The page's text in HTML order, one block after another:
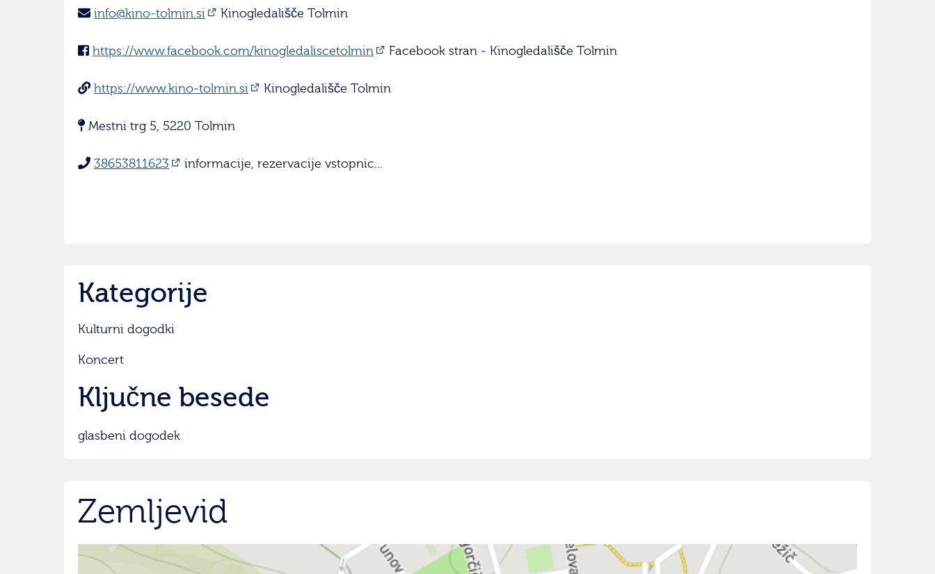
info@kino-tolmin.si Kinogledališče Tolmin
https://www.facebook.com/kinogledaliscetolmin Facebook stran - Kinogledališče Tolmin
https://www.kino-tolmin.si Kinogledališče Tolmin
Mestni trg 5, 5220 Tolmin
38653811623 informacije, rezervacije vstopnic...
Kategorije
Kulturni dogodki
Koncert
Ključne besede
glasbeni dogodek
Zemljevid